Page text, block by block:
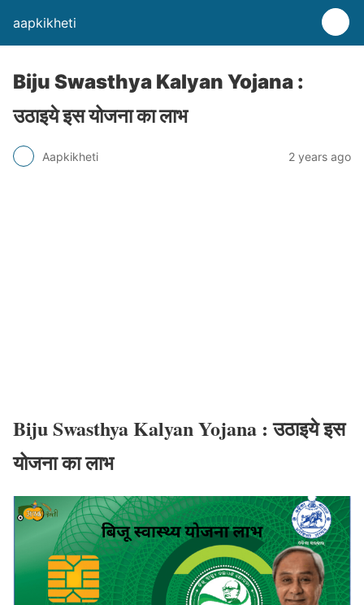
aapkikheti
Biju Swasthya Kalyan Yojana :
उठाइये इस योजना का लाभ
Aapkikheti 2 years ago
Biju Swasthya Kalyan Yojana : उठाइये इस
योजना का लाभ